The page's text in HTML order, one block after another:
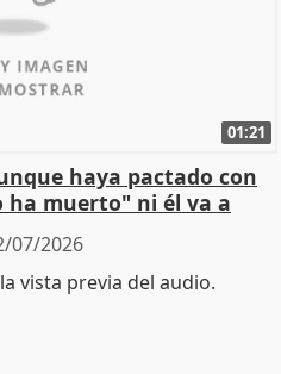
01:21
haya pactado con
ha muerto" ni él va a
07/2026